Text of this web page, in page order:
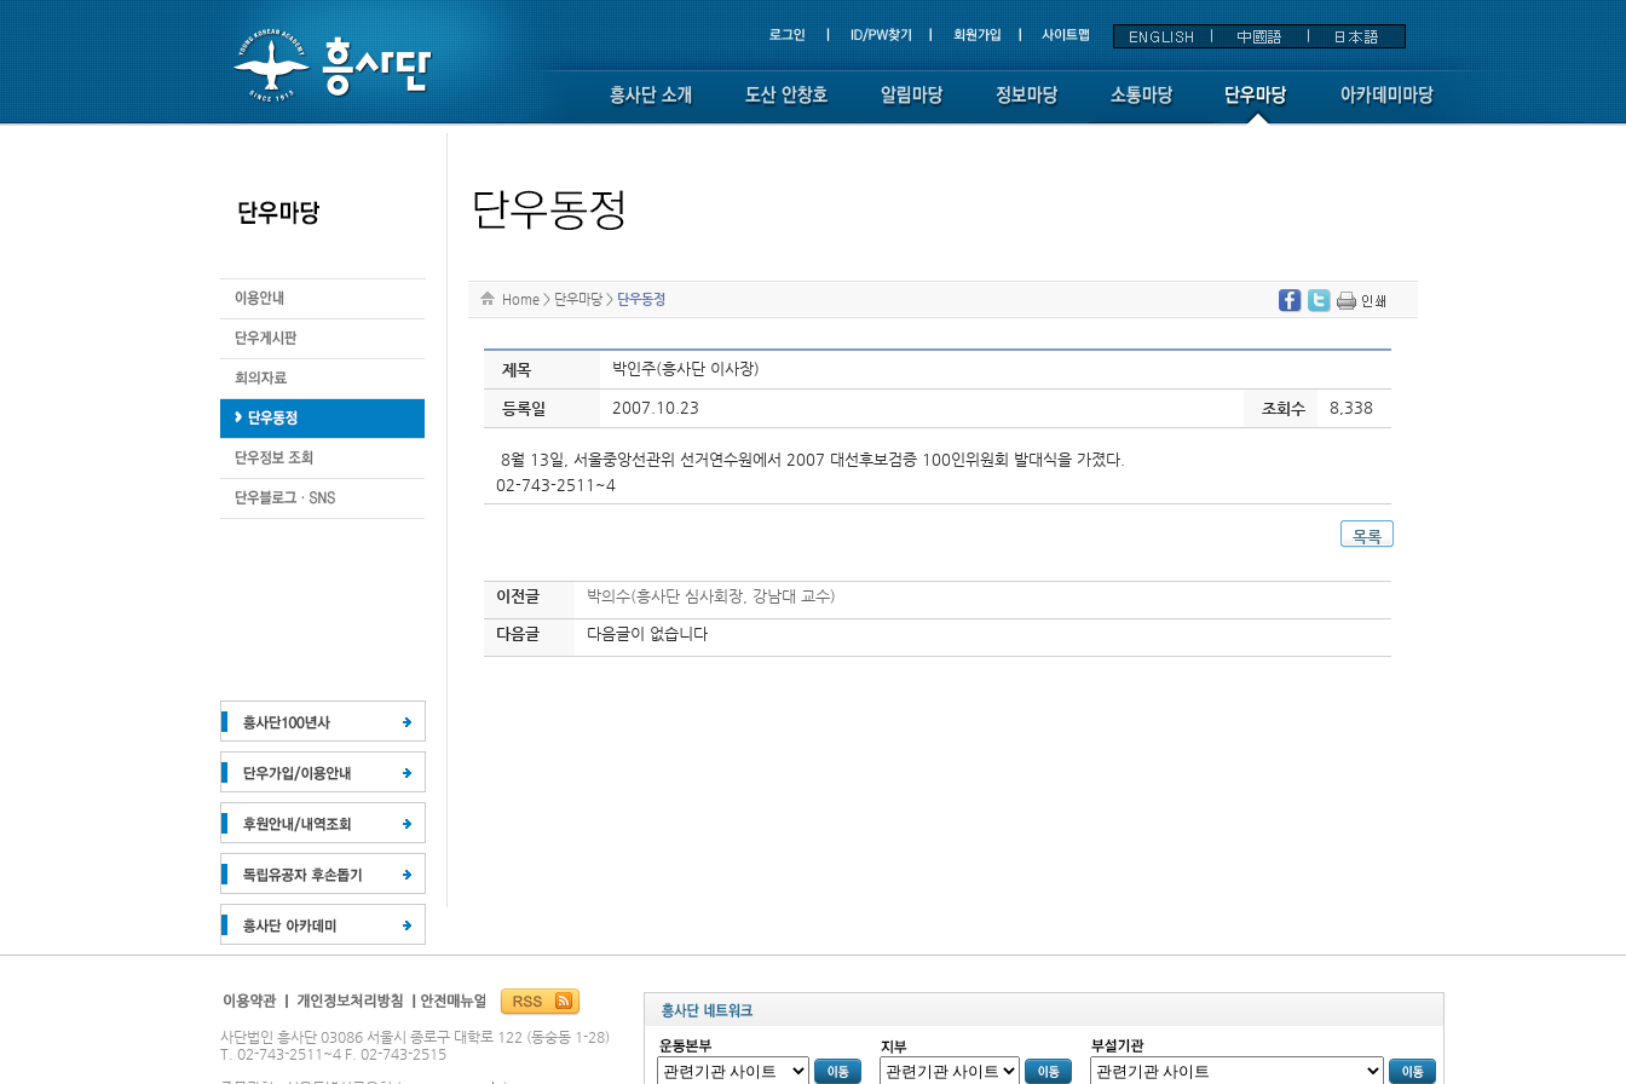
Home > 단우마당 > 단우동정
제목 박인주(흥사단 이사장)
등록일 2007.10.23 조회수 8,338
8월 13일, 서울중앙선관위 선거연수원에서 2007 대선후보검증 100인위원회 발대식을 가졌다.
02-743-2511~4
목록
이전글 박의수(흥사단 심사회장, 강남대 교수)
다음글 다음글이 없습니다
사단법인 흥사단 03086 서울시 종로구 대학로 122 (동숭동 1-28)
T. 02-743-2511~4 F. 02-743-2515